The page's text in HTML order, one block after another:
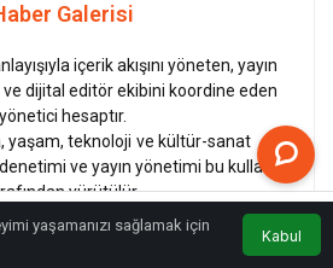
Galerisi
içerik akışını yöneten, yayın
ve dijital editör ekibini koordine eden
yönetici hesaptır.
yaşam, teknoloji ve kültür-sanat
ve yayın yönetimi bu kullanıcı
yürütülür.
tutan, etik habercilik ve doğru bilgi
bir yayın politikası izler.
yaşamanızı sağlamak için
Kabul
Trafik